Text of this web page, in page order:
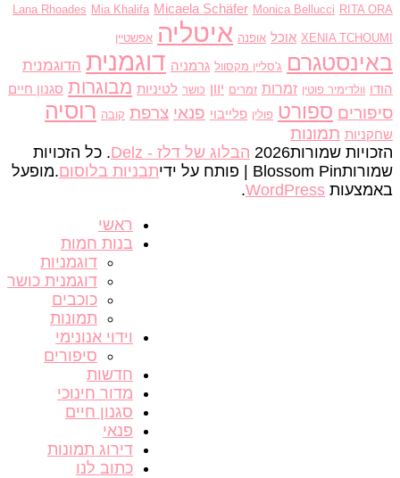
Lana Rhoades Mia Khalifa Micaela Schäfer Monica Bellucci RITA
XENIA אוכל אופנה איטליה אפשטיין
ג'סליין מקסוול גרמניה דוגמנית הדוגמנית
וולדימיר פוטין זמרות זמרים יוון כושר לטיניות מבוגרות סגנון חיים
ספורט פולין פלייבוי פנאי צרפת קובה רוסיה
תמונות
שמורות2026 הבלוג של דלז - Delz
. כל הזכויות
Blossom Pin | פותח על ידי תבניות בלוסום.מופעל
WordPress
.
ראשי
בנות חמות
דוגמניות
דוגמנית כושר
כוכבים
תמונות
וידוי אנונימי
סיפורים
חדשות
מדור חינוכי
סגנון חיים
פנאי
דירוג תמונות
כתוב לנו